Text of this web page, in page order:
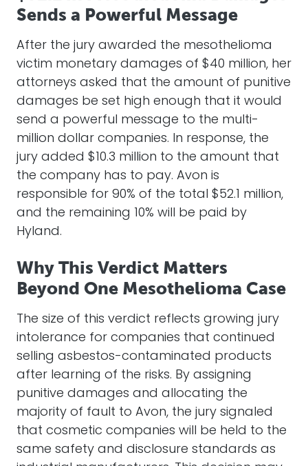
Hyland.
Why This Verdict Matters
Beyond One Mesothelioma Case
The size of this verdict reflects growing jury
intolerance for companies that continued
selling asbestos-contaminated products
after learning of the risks. By assigning
punitive damages and allocating the
majority of fault to Avon, the jury signaled
that cosmetic companies will be held to the
same safety and disclosure standards as
influence future mesothelioma claims
involving talc-based products by
accountability when evidence shows
corporate knowledge and deliberate
inaction.
Para conocer los veredictos oficiales y los
motivos de cada uno de ellos, consulteLos
premios más importantes jamás
otorgados por la lucha contra el